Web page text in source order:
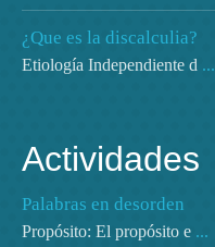
¿Que es la discalculia?
Etiología Independiente d ...
Actividades
Palabras en desorden
Propósito: El propósito e ...